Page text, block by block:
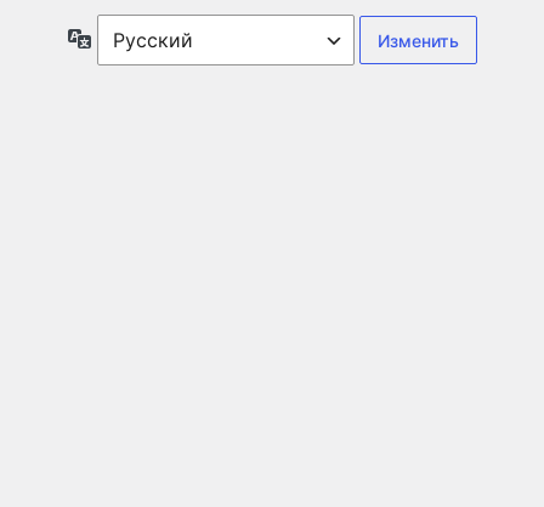
Язык